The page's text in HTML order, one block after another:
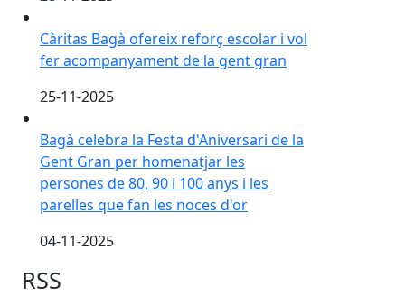
Càritas Bagà ofereix reforç escolar i vol
fer acompanyament de la gent gran
25-11-2025
Bagà celebra la Festa d'Aniversari de la
Gent Gran per homenatjar les
persones de 80, 90 i 100 anys i les
parelles que fan les noces d'or
04-11-2025
RSS